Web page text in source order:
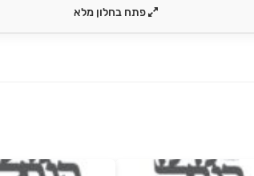
פתח בחלון מלא